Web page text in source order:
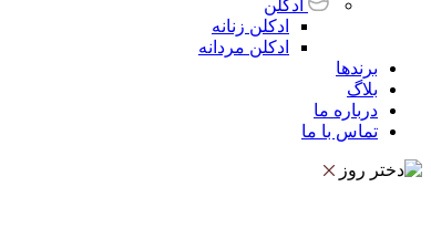
ادکلن
ادکلن زنانه
ادکلن مردانه
برندها
بلاگ
درباره ما
تماس با ما